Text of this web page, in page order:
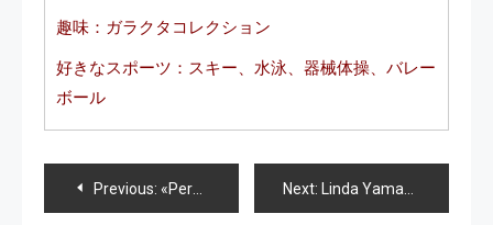
趣味：ガラクタコレクション
好きなスポーツ：スキー、水泳、器械体操、バレー
ボール
Navegación
Previous: «PeroPero Candies», respuesta Osaka de AKB48 Next: Linda Yamamoto